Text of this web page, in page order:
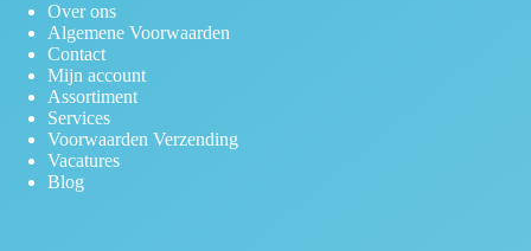
Over ons
Algemene Voorwaarden
Contact
Mijn account
Assortiment
Services
Voorwaarden Verzending
Vacatures
Blog